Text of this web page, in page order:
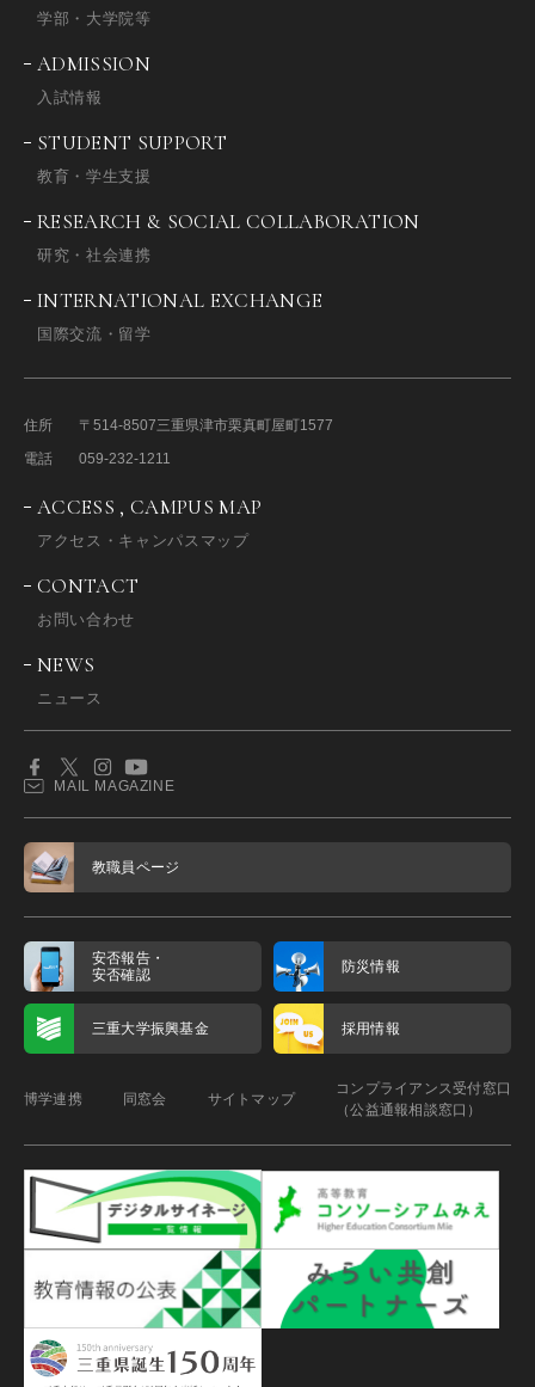
学部・大学院等
ADMISSION
入試情報
STUDENT SUPPORT
教育・学生支援
RESEARCH & SOCIAL COLLABORATION
研究・社会連携
INTERNATIONAL EXCHANGE
国際交流・留学
住所 〒514-8507三重県津市栗真町屋町1577
電話
059-232-1211
ACCESS , CAMPUS MAP
アクセス・キャンパスマップ
CONTACT
お問い合わせ
NEWS
ニュース
MAIL MAGAZINE
教職員ページ
安否報告・
安否確認
防災情報
三重大学振興基金 採用情報
博学連携 同窓会 サイトマップ
コンプライアンス受付窓口
（公益通報相談窓口）